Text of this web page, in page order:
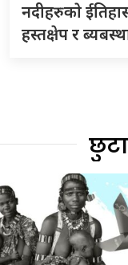
नदीहरुकाे
हस्तक्षेप र